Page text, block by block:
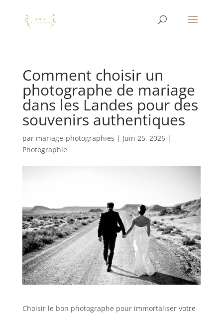
Comment choisir un
photographe de mariage
dans les Landes pour des
souvenirs authentiques
par mariage-photographies | Juin 25, 2026|
Photographie
Choisir le bon photographe pour immortaliser votre